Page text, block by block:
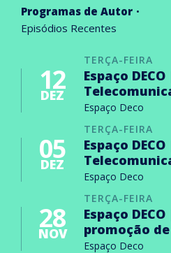
Programas de Autor
Episódios Recentes
TERÇA-FEIRA
12
DEZ
Espaço
Espaço Deco
TERÇA-FEIRA
05
DEZ
Espaço DECO
Espaço Deco
TERÇA-FEIRA
28
NOV
Espaço
promoção
Espaço Deco